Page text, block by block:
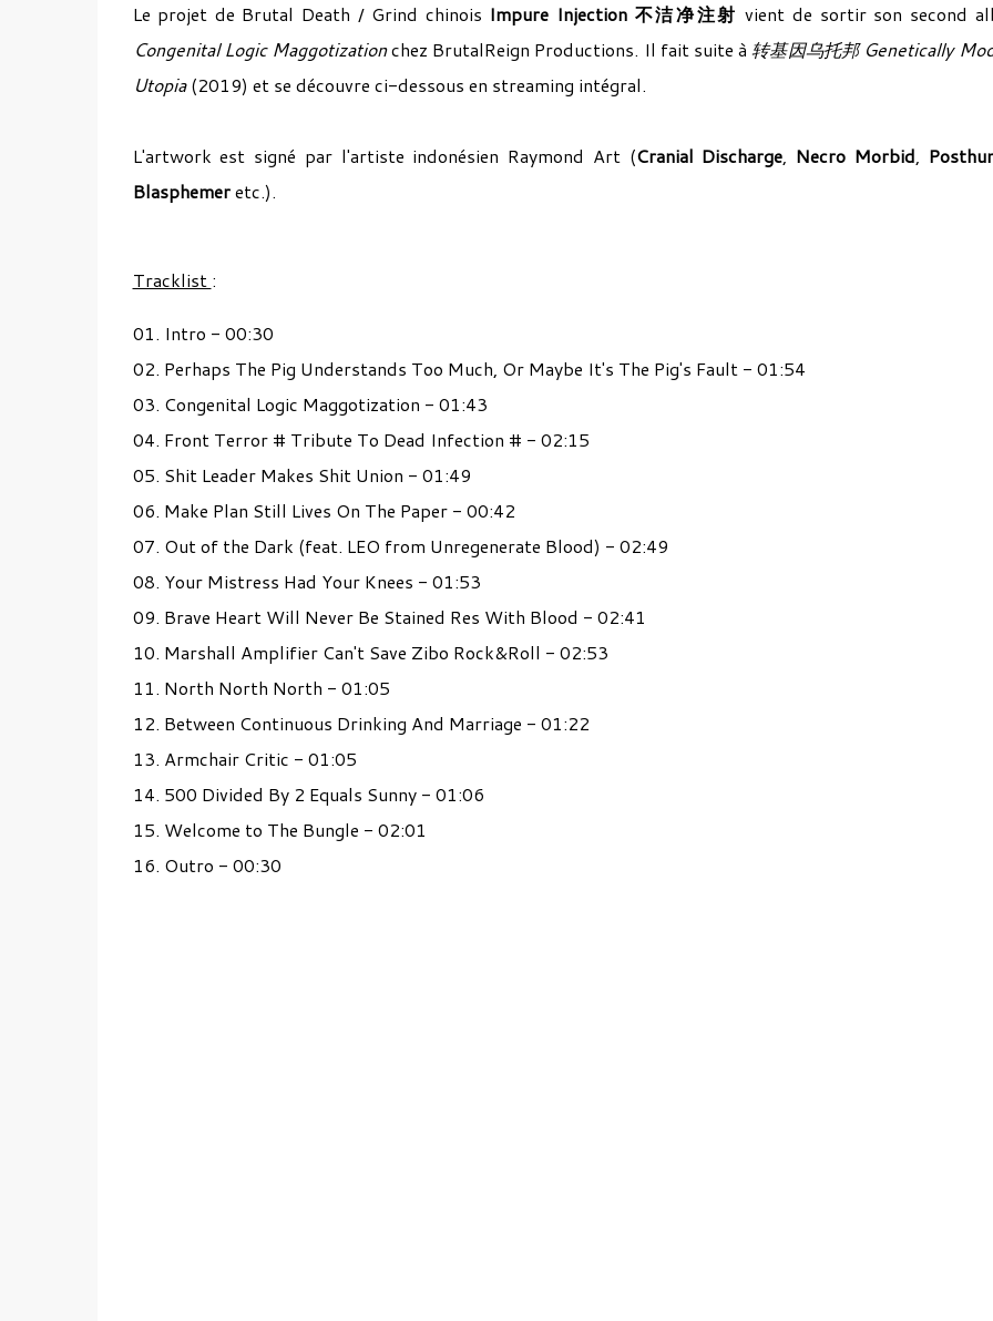
Le projet de Brutal Death / Grind chinois Impure Injection 不洁净注射vient de sortir son second
Congenital Logic Maggotizationchez BrutalReign Productions. Il fait suite à 转基因乌托邦 Genetically
Utopia(2019) et se découvre ci-dessous en streaming intégral.
L'artwork est signé par l'artiste indonésien Raymond Art (Cranial Discharge, Necro Morbid,
Blasphemeretc.).
Tracklist :
01. Intro - 00:30
02. Perhaps The Pig Understands Too Much, Or Maybe It's The Pig's Fault - 01:54
03. Congenital Logic Maggotization - 01:43
04. Front Terror # Tribute To Dead Infection # - 02:15
05. Shit Leader Makes Shit Union - 01:49
06. Make Plan Still Lives On The Paper - 00:42
07. Out of the Dark (feat. LEO from Unregenerate Blood) - 02:49
08. Your Mistress Had Your Knees - 01:53
09. Brave Heart Will Never Be Stained Res With Blood - 02:41
10. Marshall Amplifier Can't Save Zibo Rock&Roll - 02:53
11. North North North - 01:05
12. Between Continuous Drinking And Marriage - 01:22
13. Armchair Critic - 01:05
14. 500 Divided By 2 Equals Sunny - 01:06
15. Welcome to The Bungle - 02:01
16. Outro - 00:30